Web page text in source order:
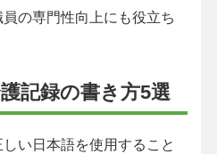
の専門性向上にも役立ち
記録の書き方5選
い日本語を使用すること